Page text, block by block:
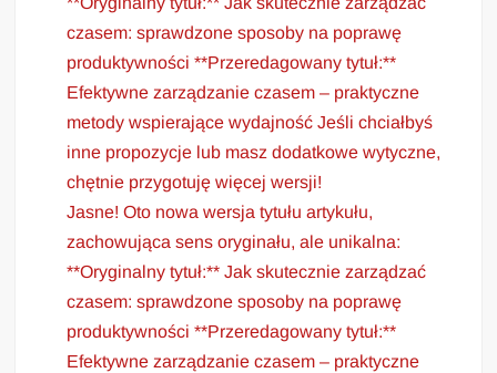
czasem: sprawdzone sposoby na poprawę
produktywności **Przeredagowany tytuł:**
Efektywne zarządzanie czasem – praktyczne
metody wspierające wydajność Jeśli chciałbyś
inne propozycje lub masz dodatkowe wytyczne,
chętnie przygotuję więcej wersji!
Jasne! Oto nowa wersja tytułu artykułu,
zachowująca sens oryginału, ale unikalna:
**Oryginalny tytuł:** Jak skutecznie zarządzać
czasem: sprawdzone sposoby na poprawę
produktywności **Przeredagowany tytuł:**
Efektywne zarządzanie czasem – praktyczne